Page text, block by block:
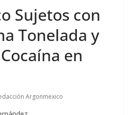
Sujetos con
Tonelada y
en
Argonmexico